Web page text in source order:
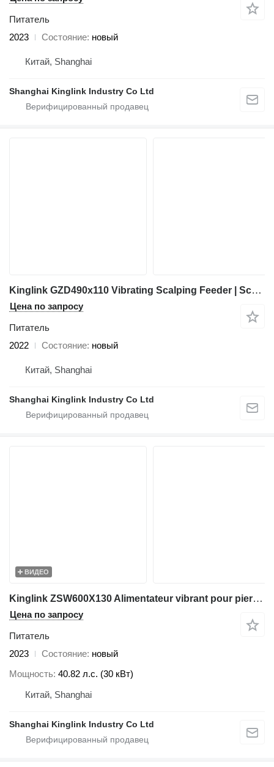
Питатель
2023
Состояние новый
Китай, Shanghai
Shanghai Kinglink Industry Co Ltd
Kinglink GZD490x110 Vibrating Scalping Feeder | Scalper
Цена по запросу
Питатель
2022
Состояние новый
Китай, Shanghai
Shanghai Kinglink Industry Co Ltd
ВИДЕО
Kinglink ZSW600X130 Alimentateur vibrant pour pierres
Цена по запросу
Питатель
2023
Состояние новый
Мощность 40.82 л.с. (30 кВт)
Китай, Shanghai
Shanghai Kinglink Industry Co Ltd